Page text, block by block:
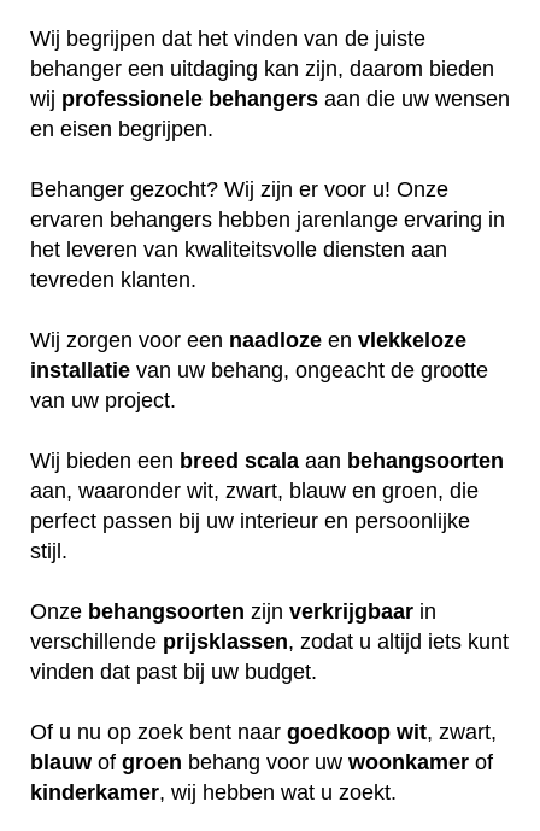
Wij begrijpen dat het vinden van de juiste
behanger een uitdaging kan zijn, daarom bieden
wij professionele behangers aan die uw wensen
en eisen begrijpen.
Behanger gezocht? Wij zijn er voor u! Onze
ervaren behangers hebben jarenlange ervaring in
het leveren van kwaliteitsvolle diensten aan
tevreden klanten.
Wij zorgen voor een naadloze en vlekkeloze
installatie van uw behang, ongeacht de grootte
van uw project.
Wij bieden een breed scala aan behangsoorten
aan, waaronder wit, zwart, blauw en groen, die
perfect passen bij uw interieur en persoonlijke
stijl.
Onze behangsoorten zijn verkrijgbaar in
verschillende prijsklassen, zodat u altijd iets kunt
vinden dat past bij uw budget.
Of u nu op zoek bent naar goedkoop wit, zwart,
blauw of groen behang voor uw woonkamer of
kinderkamer, wij hebben wat u zoekt.